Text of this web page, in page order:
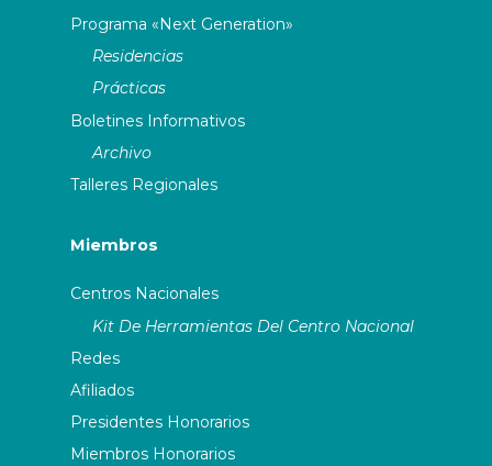
Convocatoria abierta
de Teherán-Mobarak
ASSITEJ Haiti
ASSITEJ Hungary
ASSITEJ IberoAmerican
Network (Red Iberoamericana
De Artes Escénicas Para La
ASSITEJ India
ASSITEJ Indonesia (TAMASJA)
ASSITEJ Iran
Programa «Next Generation»
Residencias
Prácticas
Boletines Informativos
Archivo
Talleres Regionales
Miembros
Centros Nacionales
Kit De Herramientas Del Centro Nacional
Redes
Afiliados
Presidentes Honorarios
Miembros Honorarios